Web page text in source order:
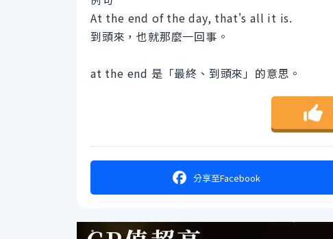
At the end of the day, that's all it is.
到頭來，也就那麼一回事。
at the end 是「最終、到頭來」的意思。
分享至Facebook